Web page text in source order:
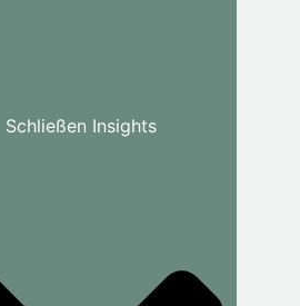
Schließen Insights